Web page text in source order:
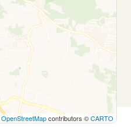
OpenStreetMapcontributors ©CARTO